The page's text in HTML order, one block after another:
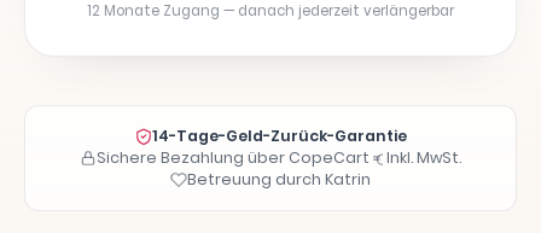
12 Monate Zugang — danach jederzeit verlängerbar
14-Tage-Geld-Zurück-Garantie
Sichere Bezahlung über CopeCart
Inkl. MwSt.
Betreuung durch Katrin